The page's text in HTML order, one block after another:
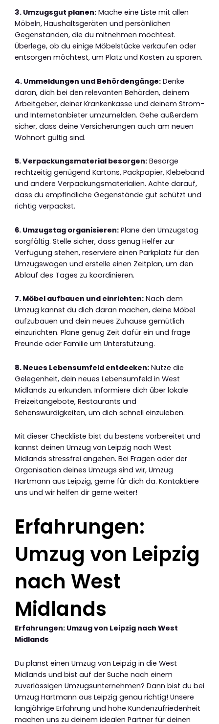
3. Umzugsgut planen: Mache eine Liste mit allen
Möbeln, Haushaltsgeräten und persönlichen
Gegenständen, die du mitnehmen möchtest.
Überlege, ob du einige Möbelstücke verkaufen oder
entsorgen möchtest, um Platz und Kosten zu sparen.
4. Ummeldungen und Behördengänge: Denke
daran, dich bei den relevanten Behörden, deinem
Arbeitgeber, deiner Krankenkasse und deinem Strom-
und Internetanbieter umzumelden. Gehe außerdem
sicher, dass deine Versicherungen auch am neuen
Wohnort gültig sind.
5. Verpackungsmaterial besorgen: Besorge
rechtzeitig genügend Kartons, Packpapier, Klebeband
und andere Verpackungsmaterialien. Achte darauf,
dass du empfindliche Gegenstände gut schützt und
richtig verpackst.
6. Umzugstag organisieren: Plane den Umzugstag
sorgfältig. Stelle sicher, dass genug Helfer zur
Verfügung stehen, reserviere einen Parkplatz für den
Umzugswagen und erstelle einen Zeitplan, um den
Ablauf des Tages zu koordinieren.
7. Möbel aufbauen und einrichten: Nach dem
Umzug kannst du dich daran machen, deine Möbel
aufzubauen und dein neues Zuhause gemütlich
einzurichten. Plane genug Zeit dafür ein und frage
Freunde oder Familie um Unterstützung.
8. Neues Lebensumfeld entdecken: Nutze die
Gelegenheit, dein neues Lebensumfeld in West
Midlands zu erkunden. Informiere dich über lokale
Freizeitangebote, Restaurants und
Sehenswürdigkeiten, um dich schnell einzuleben.
Mit dieser Checkliste bist du bestens vorbereitet und
kannst deinen Umzug von Leipzig nach West
Midlands stressfrei angehen. Bei Fragen oder der
Organisation deines Umzugs sind wir, Umzug
Hartmann aus Leipzig, gerne für dich da. Kontaktiere
uns und wir helfen dir gerne weiter!
Erfahrungen:
Umzug von Leipzig
nach West
Midlands
Erfahrungen: Umzug von Leipzig nach West
Midlands
Du planst einen Umzug von Leipzig in die West
Midlands und bist auf der Suche nach einem
zuverlässigen Umzugsunternehmen? Dann bist du bei
Umzug Hartmann aus Leipzig genau richtig! Unsere
langjährige Erfahrung und hohe Kundenzufriedenheit
machen uns zu deinem idealen Partner für deinen